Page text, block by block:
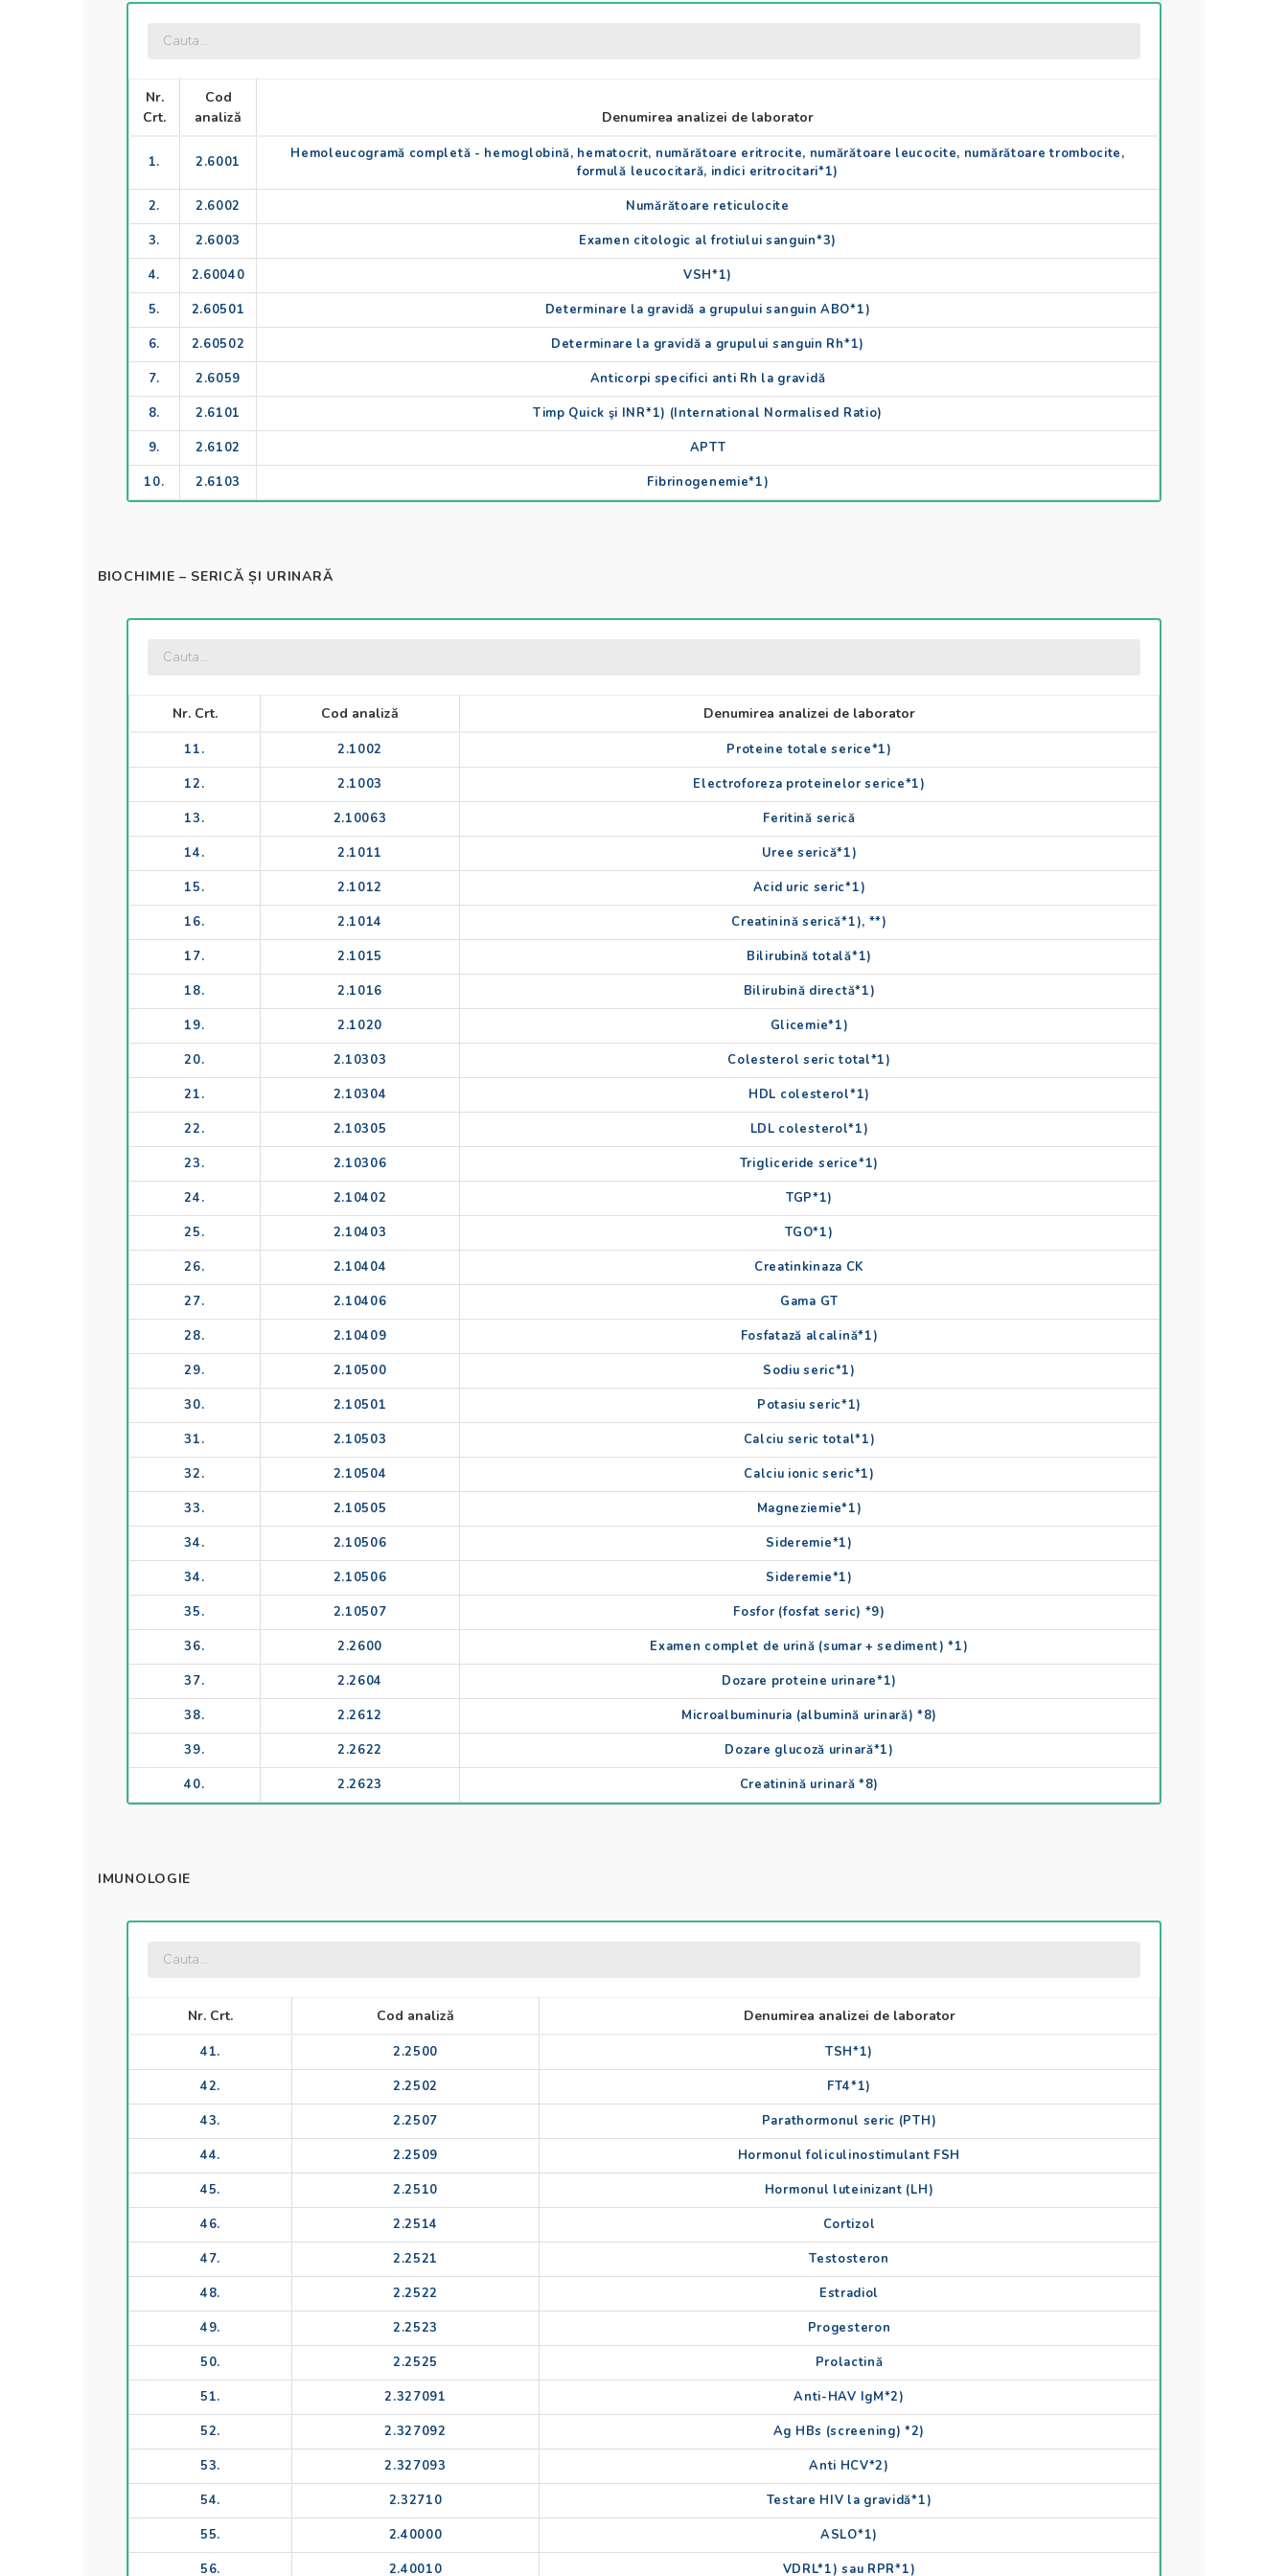
Analize gratuite
Nr.
Crt.
Cod
analiză
Denumirea analizei de laborator
1. 2.6001
Hemoleucogramă completă - hemoglobină, hematocrit, numărătoare eritrocite, numărătoare leucocite, numărătoare trombocite,
formulă leucocitară, indici eritrocitari*1)
2.
2.6002
Numărătoare reticulocite
3.
2.6003
Examen citologic al frotiului sanguin*3)
4.
2.60040
VSH*1)
5.
2.60501
Determinare la gravidă a grupului sanguin ABO*1)
6.
2.60502
Determinare la gravidă a grupului sanguin Rh*1)
7.
2.6059
Anticorpi specifici anti Rh la gravidă
8.
2.6101
Timp Quick şi INR*1) (International Normalised Ratio)
9.
2.6102
APTT
10.
2.6103 Fibrinogenemie*1)
BIOCHIMIE – SERICĂ ȘI URINARĂ
Nr. Crt. Cod analiză Denumirea analizei de laborator
11. 2.1002
Proteine totale serice*1)
12.
2.1003
Electroforeza proteinelor serice*1)
13.
2.10063
Feritină serică
14.
2.1011
Uree serică*1)
15.
2.1012
Acid uric seric*1)
16.
2.1014
Creatinină serică*1), **)
17.
2.1015
Bilirubină totală*1)
18.
2.1016
Bilirubină directă*1)
19.
2.1020
Glicemie*1)
20.
2.10303
Colesterol seric total*1)
21.
2.10304
HDL colesterol*1)
22.
2.10305
LDL colesterol*1)
23.
2.10306
Trigliceride serice*1)
24.
2.10402
TGP*1)
25.
2.10403
TGO*1)
26.
2.10404
Creatinkinaza CK
27.
2.10406
Gama GT
28.
2.10409
Fosfatază alcalină*1)
29.
2.10500
Sodiu seric*1)
30.
2.10501
Potasiu seric*1)
31.
2.10503
Calciu seric total*1)
32.
2.10504
Calciu ionic seric*1)
33.
2.10505
Magneziemie*1)
34.
2.10506
Sideremie*1)
34.
2.10506
Sideremie*1)
35.
2.10507
Fosfor (fosfat seric) *9)
36.
2.2600
Examen complet de urină (sumar + sediment) *1)
37.
2.2604
Dozare proteine urinare*1)
38.
2.2612
Microalbuminuria (albumină urinară) *8)
39.
2.2622
Dozare glucoză urinară*1)
40.
2.2623 Creatinină urinară *8)
IMUNOLOGIE
Nr. Crt. Cod analiză Denumirea analizei de laborator
41. 2.2500
TSH*1)
42.
2.2502
FT4*1)
43.
2.2507
Parathormonul seric (PTH)
44.
2.2509
Hormonul foliculinostimulant FSH
45.
2.2510
Hormonul luteinizant (LH)
46.
2.2514
Cortizol
47.
2.2521
Testosteron
48.
2.2522
Estradiol
49.
2.2523
Progesteron
50.
2.2525
Prolactină
51.
2.327091
Anti-HAV IgM*2)
52.
2.327092
Ag HBs (screening) *2)
53.
2.327093
Anti HCV*2)
54.
2.32710
Testare HIV la gravidă*1)
55.
2.40000
ASLO*1)
56.
2.40010 VDRL*1) sau RPR*1)